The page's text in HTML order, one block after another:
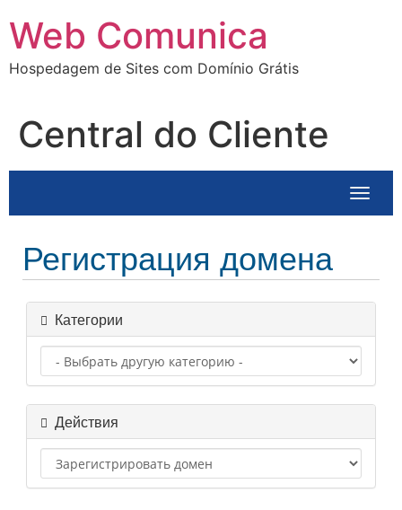
para
conteúdo
Web Comunica
Hospedagem de Sites com Domínio Grátis
Central do Cliente
Регистрация домена
Категории
Действия